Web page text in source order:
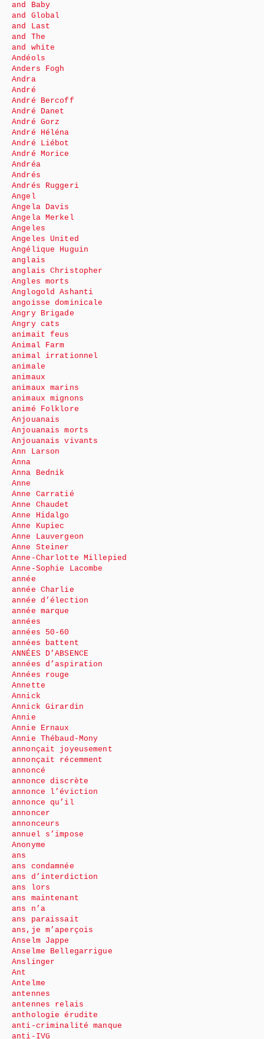
and Baby
and Global
and Last
and The
and white
Andéols
Anders Fogh
Andra
André
André Bercoff
André Danet
André Gorz
André Héléna
André Liébot
André Morice
Andréa
Andrés
Andrés Ruggeri
Angel
Angela Davis
Angela Merkel
Angeles
Angeles United
Angélique Huguin
anglais
anglais Christopher
Angles morts
Anglogold Ashanti
angoisse dominicale
Angry Brigade
Angry cats
animait feus
Animal Farm
animal irrationnel
animale
animaux
animaux marins
animaux mignons
animé Folklore
Anjouanais
Anjouanais morts
Anjouanais vivants
Ann Larson
Anna
Anna Bednik
Anne
Anne Carratié
Anne Chaudet
Anne Hidalgo
Anne Kupiec
Anne Lauvergeon
Anne Steiner
Anne-Charlotte Millepied
Anne-Sophie Lacombe
année
année Charlie
année d’élection
année marque
années
années 50-60
années battent
ANNÉES D’ABSENCE
années d’aspiration
Années rouge
Annette
Annick
Annick Girardin
Annie
Annie Ernaux
Annie Thébaud-Mony
annonçait joyeusement
annonçait récemment
annoncé
annonce discrète
annonce l’éviction
annonce qu’il
annoncer
annonceurs
annuel s’impose
Anonyme
ans
ans condamnée
ans d’interdiction
ans lors
ans maintenant
ans n’a
ans paraissait
ans,je m’aperçois
Anselm Jappe
Anselme Bellegarrigue
Anslinger
Ant
Antelme
antennes
antennes relais
anthologie érudite
anti-criminalité manque
anti-IVG